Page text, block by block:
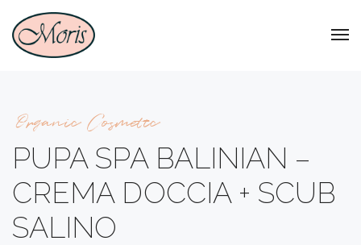
Organic Cosmetic
PUPA SPA BALINIAN –
CREMA DOCCIA + SCUB
SALINO